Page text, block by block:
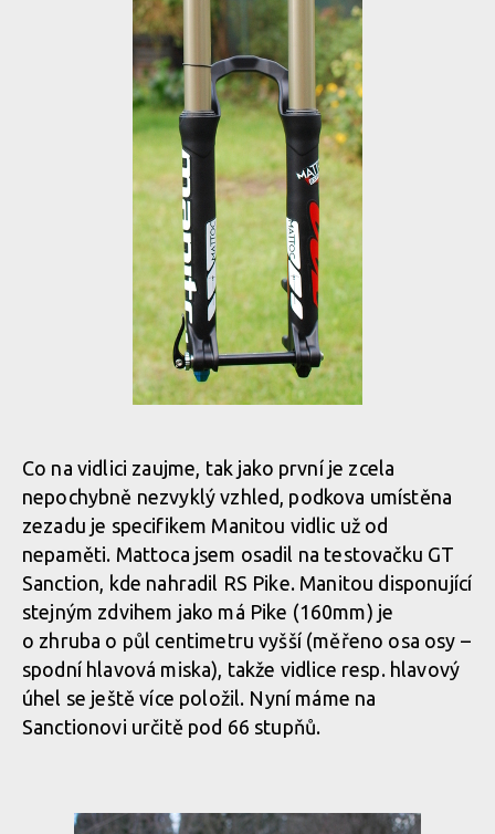
Co na vidlici zaujme, tak jako první je zcela
nepochybně nezvyklý vzhled, podkova umístěna
zezadu je specifikem Manitou vidlic už od
nepaměti. Mattoca jsem osadil na testovačku GT
Sanction, kde nahradil RS Pike. Manitou disponující
stejným zdvihem jako má Pike (160mm) je
o zhruba o půl centimetru vyšší (měřeno osa osy –
spodní hlavová miska), takže vidlice resp. hlavový
úhel se ještě více položil. Nyní máme na
Sanctionovi určitě pod 66 stupňů.